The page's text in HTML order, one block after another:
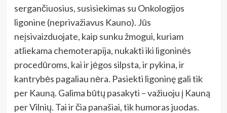
sergančiuosius, susisiekimas su Onkologijos
ligonine (neprivažiavus Kauno). Jūs
neįsivaizduojate, kaip sunku žmogui, kuriam
atliekama chemoterapija, nukakti iki ligoninės
procedūroms, kai ir jėgos silpsta, ir pykina, ir
kantrybės pagaliau nėra. Pasiekti ligoninę gali tik
per Kauną. Galima būtų pasakyti – važiuoju į Kauną
per Vilnių. Tai ir čia panašiai, tik humoras juodas.